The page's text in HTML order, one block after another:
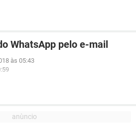
WhatsApp pelo e-mail
às 05:43